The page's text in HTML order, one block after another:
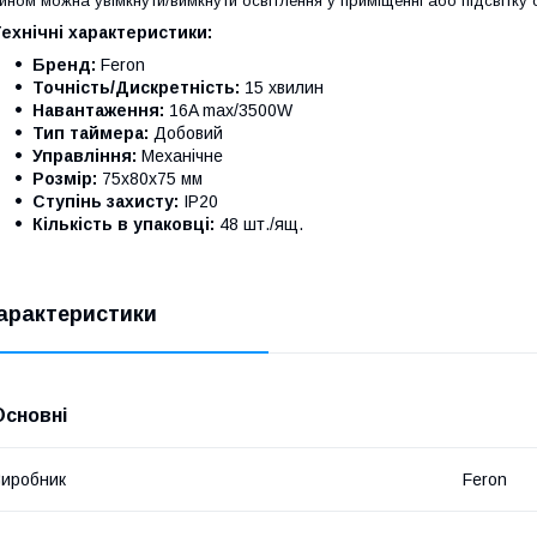
характеристики:
Бренд: Feron
Точність/Дискретність: 15 хвилин
Навантаження: 16A max/3500W
Тип таймера: Добовий
Управління: Механічне
Розмір: 75х80х75 мм
Ступінь захисту: IP20
Кількість в упаковці: 48 шт./ящ.
Feron